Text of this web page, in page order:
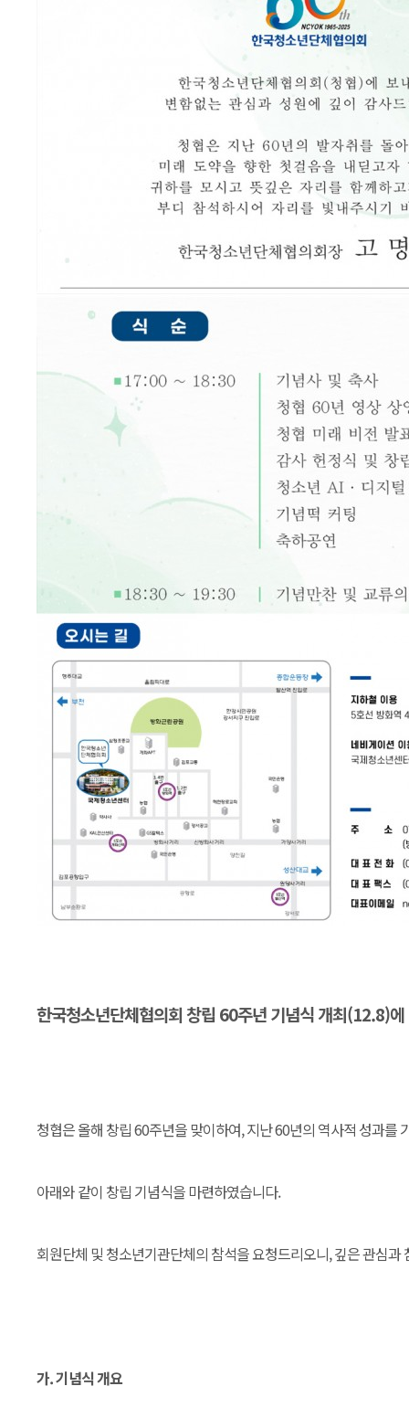
한국청소년단체협의회 창립 60주년 기념식 개최(12.8)에
청협은 올해 창립 60주년을 맞이하여, 지난 60년의 역사적 성과를
아래와 같이 창립 기념식을 마련하였습니다.
회원단체 및 청소년기관단체의 참석을 요청드리오니, 깊은 관심과
가. 기념식 개요